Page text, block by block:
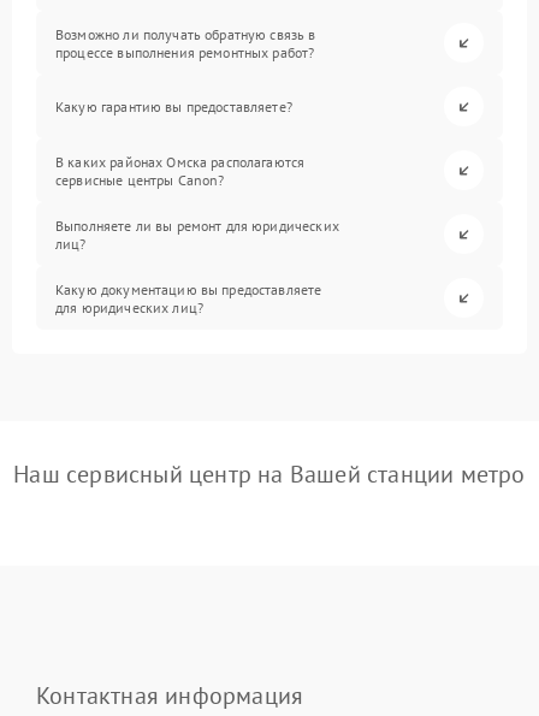
Возможно ли получать обратную связь в
процессе выполнения ремонтных работ?
Какую гарантию вы предоставляете?
В каких районах Омска располагаются
сервисные центры Canon?
Выполняете ли вы ремонт для юридических
лиц?
Какую документацию вы предоставляете
для юридических лиц?
Наш сервисный центр на Вашей станции метро
Контактная информация